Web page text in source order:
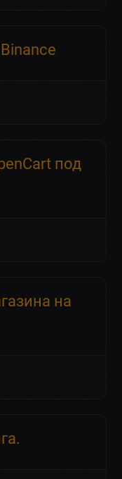
под
на